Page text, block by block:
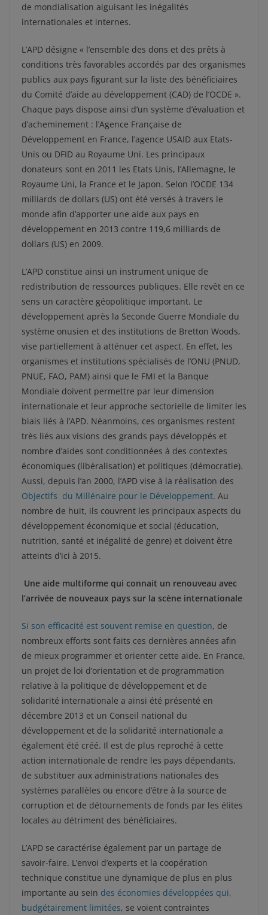
de mondialisation aiguisant les inégalités
internationales et internes.
L’APD désigne « l’ensemble des dons et des prêts à
conditions très favorables accordés par des organismes
publics aux pays figurant sur la liste des bénéficiaires
du Comité d’aide au développement (CAD) de l’OCDE ».
Chaque pays dispose ainsi d’un système d’évaluation et
d’acheminement : l’Agence Française de
Développement en France, l’agence USAID aux Etats-
Unis ou DFID au Royaume Uni. Les principaux
donateurs sont en 2011 les Etats Unis, l’Allemagne, le
Royaume Uni, la France et le Japon. Selon l’OCDE 134
milliards de dollars (US) ont été versés à travers le
monde afin d’apporter une aide aux pays en
développement en 2013 contre 119,6 milliards de
dollars (US) en 2009.
L’APD constitue ainsi un instrument unique de
redistribution de ressources publiques. Elle revêt en ce
sens un caractère géopolitique important. Le
développement après la Seconde Guerre Mondiale du
système onusien et des institutions de Bretton Woods,
vise partiellement à atténuer cet aspect. En effet, les
organismes et institutions spécialisés de l’ONU (PNUD,
PNUE, FAO, PAM) ainsi que le FMI et la Banque
Mondiale doivent permettre par leur dimension
internationale et leur approche sectorielle de limiter les
biais liés à l’APD. Néanmoins, ces organismes restent
très liés aux visions des grands pays développés et
nombre d’aides sont conditionnées à des contextes
économiques (libéralisation) et politiques (démocratie).
Aussi, depuis l’an 2000, l’APD vise à la réalisation des
Objectifs du Millénaire pour le Développement. Au
nombre de huit, ils couvrent les principaux aspects du
développement économique et social (éducation,
nutrition, santé et inégalité de genre) et doivent être
atteints d’ici à 2015.
Une aide multiforme qui connait un renouveau avec
l’arrivée de nouveaux pays sur la scène internationale
Si son efficacité est souvent remise en question, de
nombreux efforts sont faits ces dernières années afin
de mieux programmer et orienter cette aide. En France,
un projet de loi d’orientation et de programmation
relative à la politique de développement et de
solidarité internationale a ainsi été présenté en
décembre 2013 et un Conseil national du
développement et de la solidarité internationale a
également été créé. Il est de plus reproché à cette
action internationale de rendre les pays dépendants,
de substituer aux administrations nationales des
systèmes parallèles ou encore d’être à la source de
corruption et de détournements de fonds par les élites
locales au détriment des bénéficiaires.
L’APD se caractérise également par un partage de
savoir-faire. L’envoi d’experts et la coopération
technique constitue une dynamique de plus en plus
importante au sein des économies développées qui,
budgétairement limitées, se voient contraintes